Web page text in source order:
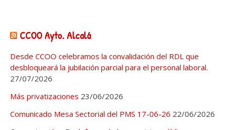
CCOO Ayto. Alcalá
Desde CCOO celebramos la convalidación del RDL que
desbloqueará la jubilación parcial para el personal laboral.
27/07/2026
Más privatizaciones 23/06/2026
Comunicado Mesa Sectorial del PMS 17-06-26 22/06/2026